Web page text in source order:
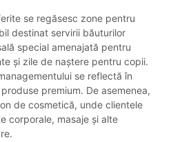
se regăsesc zone pentru
destinat servirii băuturilor
special amenajată pentru
și zile de naștere pentru copii.
se reflectă în
premium. De asemenea,
de cosmetică, unde clientele
corporale, masaje și alte